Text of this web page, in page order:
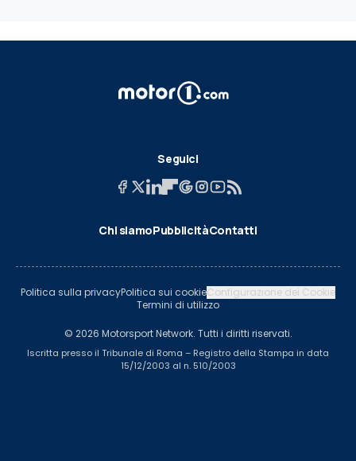
Seguici
Chi siamoPubblicitàContatti
Politica sulla privacyPolitica sui cookieConfigurazione dei Cookie
Termini di utilizzo
© 2026 Motorsport Network. Tutti i diritti riservati.
Iscritta presso il Tribunale di Roma – Registro della Stampa in data
15/12/2003 al n. 510/2003